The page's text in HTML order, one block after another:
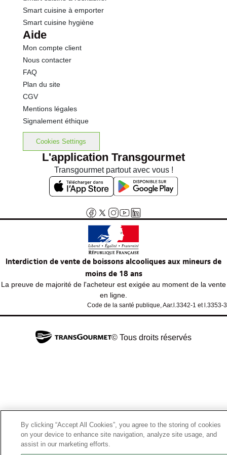
Smart cuisine à emporter
Smart cuisine hygiène
Aide
Mon compte client
Nous contacter
FAQ
Plan du site
CGV
Mentions légales
Signalement éthique
Cookies Settings
L'application Transgourmet
Transgourmet partout avec vous !
Interdiction de vente de boissons alcooliques aux mineurs de
moins de 18 ans
La preuve de majorité de l'acheteur est exigée au moment de la vente
en ligne.
Code de la santé publique, Aar.l.3342-1 et l.3353-3
© Tous droits réservés
By clicking “Accept All Cookies”, you agree to the storing of cookies
on your device to enhance site navigation, analyze site usage, and
assist in our marketing efforts.